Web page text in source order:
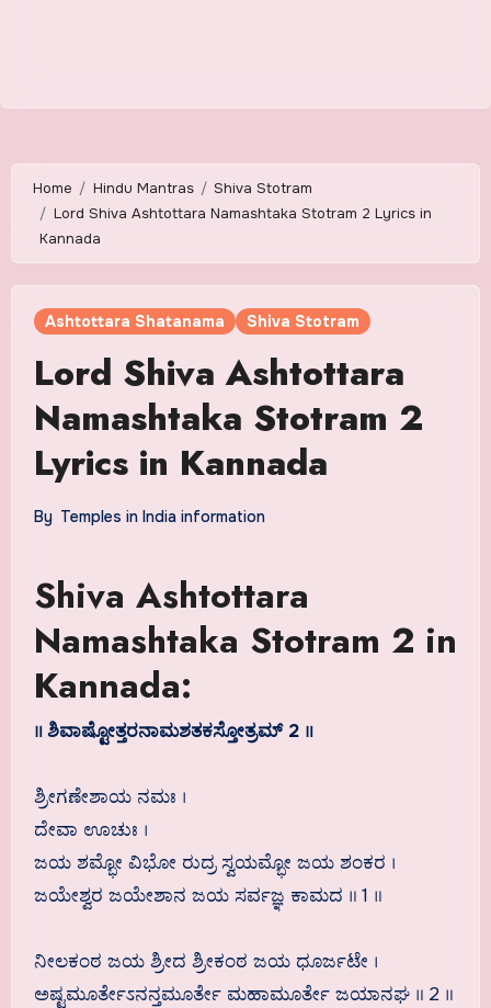
Home Hindu Mantras
Shiva Stotram
Lord Shiva Ashtottara Namashtaka Stotram 2 Lyrics in
Kannada
Ashtottara Shatanama Shiva Stotram
Lord Shiva Ashtottara
Namashtaka Stotram 2
Lyrics in Kannada
By Temples in India information
Shiva Ashtottara
Namashtaka Stotram 2 in
Kannada:
॥ ಶಿವಾಷ್ಟೋತ್ತರನಾಮಶತಕಸ್ತೋತ್ರಮ್ 2 ॥
ಶ್ರೀಗಣೇಶಾಯ ನಮಃ ।
ದೇವಾ ಊಚುಃ ।
ಜಯ ಶಮ್ಭೋ ವಿಭೋ ರುದ್ರ ಸ್ವಯಮ್ಭೋ ಜಯ ಶಂಕರ ।
ಜಯೇಶ್ವರ ಜಯೇಶಾನ ಜಯ ಸರ್ವಜ್ಞ ಕಾಮದ ॥ 1 ॥
ನೀಲಕಂಠ ಜಯ ಶ್ರೀದ ಶ್ರೀಕಂಠ ಜಯ ಧೂರ್ಜಟೇ ।
ಅಷ್ಟಮೂರ್ತೇಽನನ್ತಮೂರ್ತೇ ಮಹಾಮೂರ್ತೇ ಜಯಾನಘ ॥ 2 ॥